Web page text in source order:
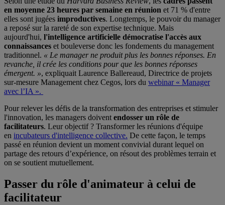
en moyenne 23 heures par semaine en réunion et 71 % d'entre
elles sont jugées improductives. Longtemps, le pouvoir du manager
a reposé sur la rareté de son expertise technique. Mais
aujourd'hui, l'intelligence artificielle démocratise l'accès aux
connaissances et bouleverse donc les fondements du management
traditionnel. « Le manager ne produit plus les bonnes réponses. En
revanche, il crée les conditions pour que les bonnes réponses
émergent. », expliquait Laurence Ballereaud, Directrice de projets
sur-mesure Management chez Cegos, lors du webinar « Manager
avec l’IA ».
Pour relever les défis de la transformation des entreprises et stimuler
l'innovation, les managers doiventendosser un rôle de
facilitateurs. Leur objectif ? Transformer les réunions d'équipe
en incubateurs d'intelligence collective. De cette façon, le temps
passé en réunion devient un moment convivial durant lequel on
partage des retours d’expérience, on résout des problèmes terrain et
on se soutient mutuellement.
Passer du rôle d'animateur à celui de
facilitateur